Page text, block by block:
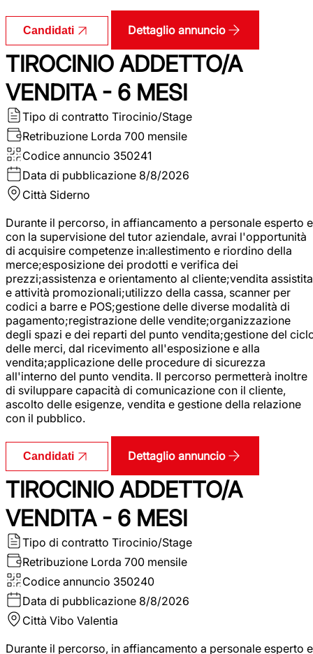
Candidati Dettaglio annuncio
TIROCINIO ADDETTO/A
VENDITA - 6 MESI
Tipo di contratto Tirocinio/Stage
Retribuzione Lorda 700 mensile
Codice annuncio 350241
Data di pubblicazione 8/8/2026
Città Siderno
Durante il percorso, in affiancamento a personale esperto e
con la supervisione del tutor aziendale, avrai l'opportunità
di acquisire competenze in:allestimento e riordino della
merce;esposizione dei prodotti e verifica dei
prezzi;assistenza e orientamento al cliente;vendita assistita
e attività promozionali;utilizzo della cassa, scanner per
codici a barre e POS;gestione delle diverse modalità di
pagamento;registrazione delle vendite;organizzazione
degli spazi e dei reparti del punto vendita;gestione del
delle merci, dal ricevimento all'esposizione e alla
vendita;applicazione delle procedure di sicurezza
all'interno del punto vendita. Il percorso permetterà inoltre
di sviluppare capacità di comunicazione con il cliente,
ascolto delle esigenze, vendita e gestione della relazione
con il pubblico.
Candidati Dettaglio annuncio
TIROCINIO ADDETTO/A
VENDITA - 6 MESI
Tipo di contratto Tirocinio/Stage
Retribuzione Lorda 700 mensile
Codice annuncio 350240
Data di pubblicazione 8/8/2026
Città Vibo Valentia
Durante il percorso, in affiancamento a personale esperto e